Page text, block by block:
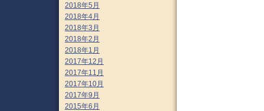
2018年5月
2018年4月
2018年3月
2018年2月
2018年1月
2017年12月
2017年11月
2017年10月
2017年9月
2015年6月